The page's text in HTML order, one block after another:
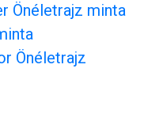
Önéletrajz minta
Önéletrajz